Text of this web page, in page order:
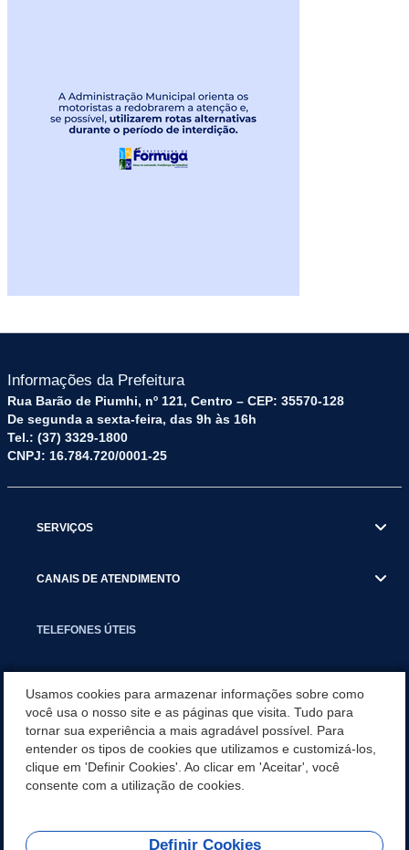
Informações da Prefeitura
Rua Barão de Piumhi, nº 121, Centro – CEP: 35570-128
De segunda a sexta-feira, das 9h às 16h
Tel.: (37) 3329-1800
CNPJ: 16.784.720/0001-25
SERVIÇOS
CANAIS DE ATENDIMENTO
TELEFONES ÚTEIS
NOTÍCIAS
APLICATIVO
Usamos cookies para armazenar informações sobre como
você usa o nosso site e as páginas que visita. Tudo para
tornar sua experiência a mais agradável possível. Para
entender os tipos de cookies que utilizamos e customizá-los,
clique em 'Definir Cookies'. Ao clicar em 'Aceitar', você
consente com a utilização de cookies.
Definir Cookies